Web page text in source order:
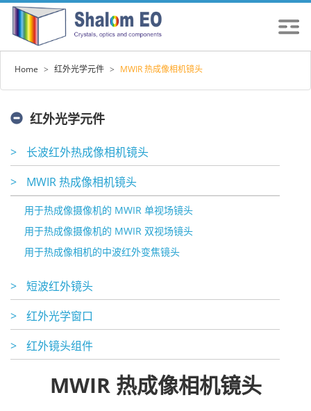
Home > 红外光学元件 > MWIR 热成像相机镜头
红外光学元件
>
长波红外热成像相机镜头
>
MWIR 热成像相机镜头
用于热成像摄像机的 MWIR 单视场镜头
用于热成像摄像机的 MWIR 双视场镜头
用于热成像相机的中波红外变焦镜头
>
短波红外镜头
>
红外光学窗口
>
红外镜头组件
MWIR 热成像相机镜头